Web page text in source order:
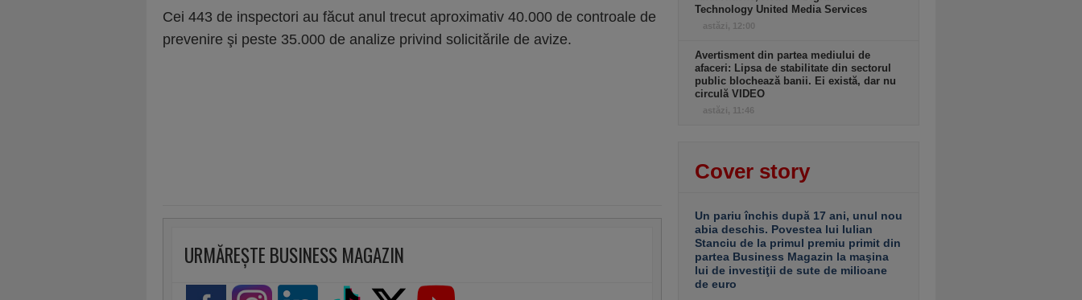
Cei 443 de inspectori au făcut anul trecut aproximativ 40.000 de controale de
prevenire şi peste 35.000 de analize privind solicitările de avize.
URMĂREȘTE BUSINESS MAGAZIN
Technology United Media Services
astăzi, 12:00
Avertisment din partea mediului de
afaceri: Lipsa de stabilitate din sectorul
public blochează banii. Ei există, dar nu
circulă VIDEO
astăzi, 11:46
Cover story
Un pariu închis după 17 ani, unul nou
abia deschis. Povestea lui Iulian
Stanciu de la primul premiu primit din
partea Business Magazin la maşina
lui de investiţii de sute de milioane
de euro